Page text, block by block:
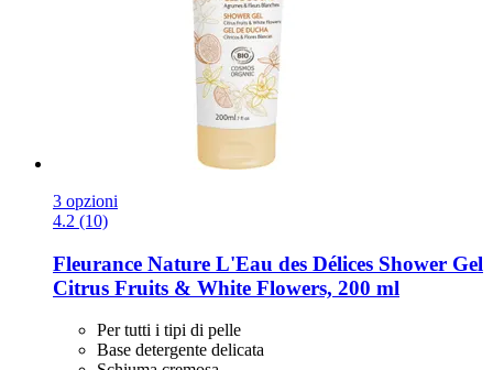
3 opzioni
4.2 (10)
Fleurance Nature L'Eau des Délices Shower Gel
Citrus Fruits & White Flowers, 200 ml
Per tutti i tipi di pelle
Base detergente delicata